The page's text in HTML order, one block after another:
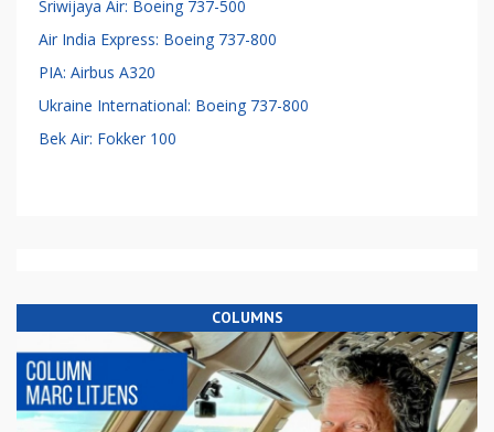
Sriwijaya Air: Boeing 737-500
Air India Express: Boeing 737-800
PIA: Airbus A320
Ukraine International: Boeing 737-800
Bek Air: Fokker 100
COLUMNS